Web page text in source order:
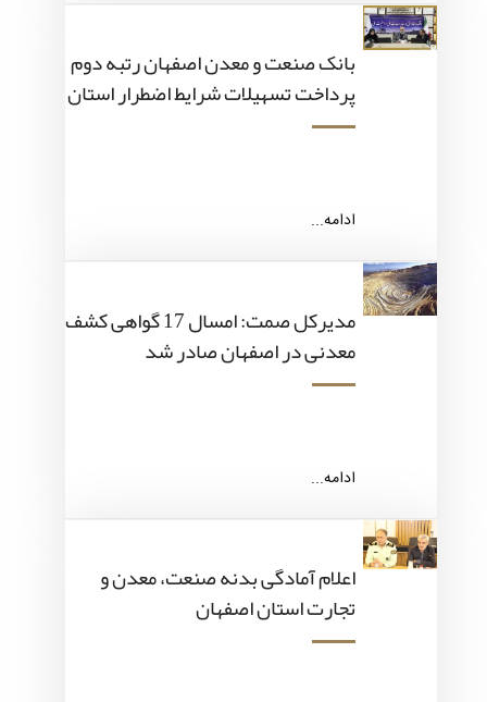
بانک صنعت و معدن اصفهان رتبه دوم
پرداخت تسهیلات شرایط اضطرار استان
ادامه...
مدیرکل صمت: امسال 17 گواهی کشف
معدنی در اصفهان صادر شد
ادامه...
اعلام آمادگی بدنه صنعت، معدن و
تجارت استان اصفهان